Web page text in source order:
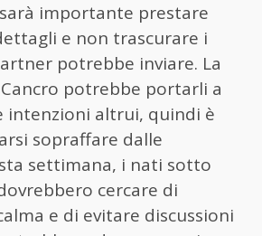
importante prestare
e non trascurare i
potrebbe inviare. La
potrebbe portarli a
intenzioni altrui, quindi è
sopraffare dalle
settimana, i nati sotto
cercare di
e di evitare discussioni